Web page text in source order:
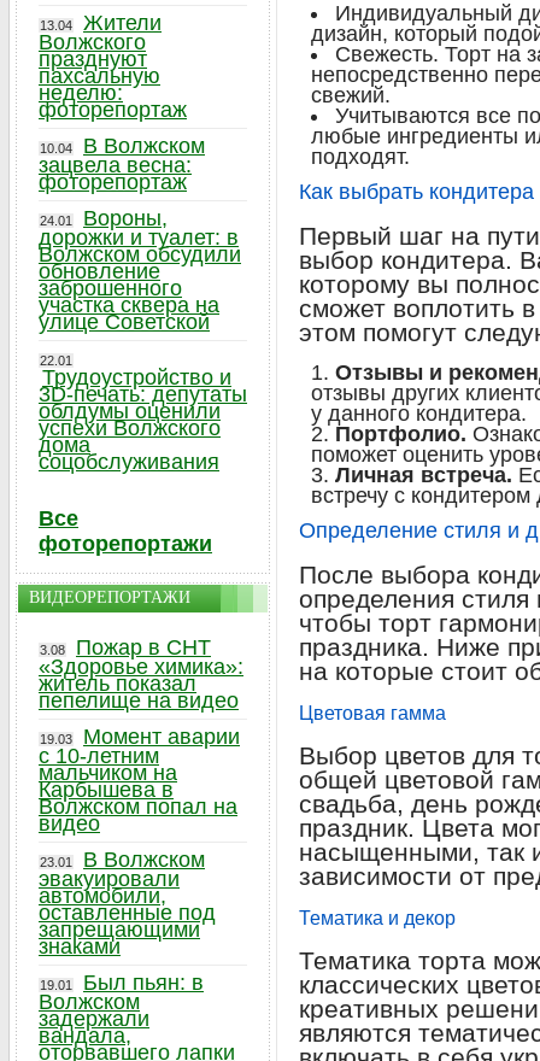
Индивидуальный
дизайн, который
Свежесть. Торт на
непосредственно
свежий.
Учитываются все
любые ингредиенты
подходят.
Как выбрать кондитера
Первый шаг на
выбор кондитера.
которому вы
сможет воплотить
этом помогут
Отзывы и
отзывы других
у данного кондитера.
Портфолио.
поможет оценить
Личная встреча.
встречу с
Определение стиля и
После выбора
определения
чтобы торт
праздника. Ниже
на которые стоит
Цветовая гамма
Выбор цветов для
общей цветовой
свадьба, день
праздник. Цвета
насыщенными, так
зависимости от
Тематика и декор
Тематика торта
классических
креативных
являются
13.04
Жители
Волжского
празднуют
пахсальную
неделю:
фоторепортаж
10.04
В Волжском
зацвела весна:
фоторепортаж
24.01
Вороны,
дорожки и туалет: в
Волжском обсудили
обновление
заброшенного
участка сквера на
улице Советской
22.01
Трудоустройство и
3D-печать: депутаты
облдумы оценили
успехи Волжского
дома
соцобслуживания
Все
фоторепортажи
ВИДЕОРЕПОРТАЖИ
3.08
Пожар в СНТ
«Здоровье химика»:
житель показал
пепелище на видео
19.03
Момент аварии
с 10-летним
мальчиком на
Карбышева в
Волжском попал на
видео
23.01
В Волжском
эвакуировали
автомобили,
оставленные под
запрещающими
знаками
19.01
Был пьян: в
Волжском
задержали
вандала,
оторвавшего лапки